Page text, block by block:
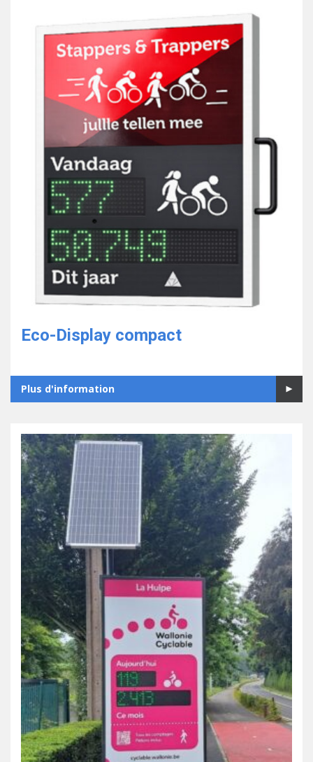
Eco-Display compact
Plus d'information